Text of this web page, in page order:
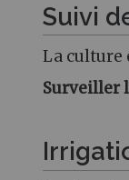
Suivi
La culture
Surveiller